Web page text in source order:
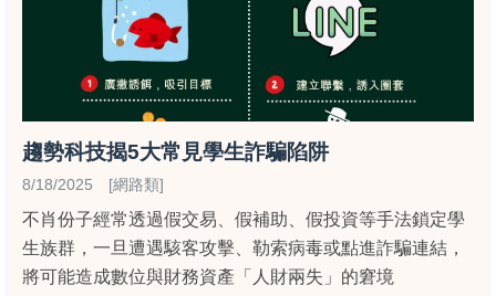
趨勢科技揭5大常見學生詐騙陷阱
8/18/2025 [網路類]
不肖份子經常透過假交易、假補助、假投資等手法鎖定學
生族群，一旦遭遇駭客攻擊、勒索病毒或點進詐騙連結，
將可能造成數位與財務資產「人財兩失」的窘境